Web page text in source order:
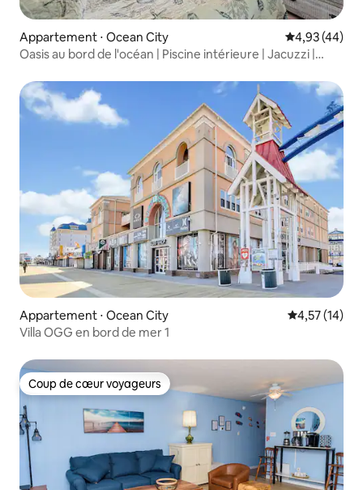
Appartement ⋅ Ocean City Évaluation
4,93 (44)
Oasis au bord de l'océan | Piscine intérieure | Jacuzzi |
Appartement ⋅ Ocean City Évaluation
4,57 (14)
Villa OGG en bord de mer 1
Coup de cœur voyageurs
Coup de cœur voyageurs